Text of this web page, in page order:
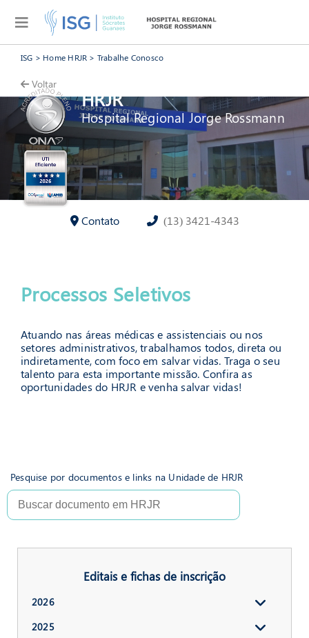
Página - » Trabalhe Conosco
ISG > Home HRJR > Trabalhe Conosco
Voltar
HRJR
Hospital Regional Jorge Rossmann
Contato (13) 3421-4343
Processos Seletivos
Atuando nas áreas médicas e assistenciais ou nos
setores administrativos, trabalhamos todos, direta ou
indiretamente, com foco em salvar vidas. Traga o seu
talento para esta importante missão. Confira as
oportunidades do HRJR e venha salvar vidas!
Pesquise por documentos e links na Unidade de HRJR
Editais e fichas de inscrição
2026
2025